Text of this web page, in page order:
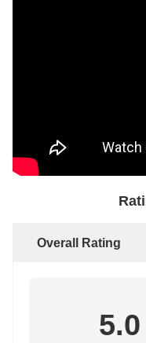
Overall Rating
5.0